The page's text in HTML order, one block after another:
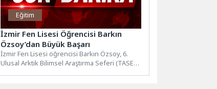
Eğitim
İzmir Fen Lisesi Öğrencisi Barkın
Özsoy’dan Büyük Başarı
İzmir Fen Lisesi öğrencisi Barkın Özsoy, 6.
Ulusal Arktik Bilimsel Araştırma Seferi (TASE-